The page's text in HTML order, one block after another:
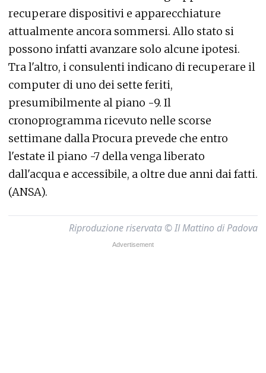
recuperare dispositivi e apparecchiature
attualmente ancora sommersi. Allo stato si
possono infatti avanzare solo alcune ipotesi.
Tra l'altro, i consulenti indicano di recuperare il
computer di uno dei sette feriti,
presumibilmente al piano -9. Il
cronoprogramma ricevuto nelle scorse
settimane dalla Procura prevede che entro
l'estate il piano -7 della venga liberato
dall'acqua e accessibile, a oltre due anni dai fatti.
(ANSA).
Riproduzione riservata © Il Mattino di Padova